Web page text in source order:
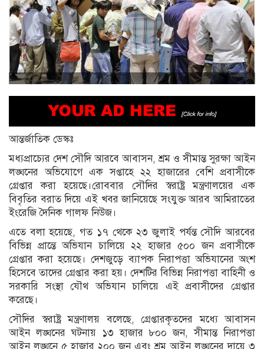
আন্তর্জাতিক ডেস্কঃ
মধ্যপ্রাচ্যের দেশ সৌদি আরবে আবাসন, শ্রম ও সীমান্ত সুরক্ষা আইন
লঙ্ঘনের অভিযোগে এক সপ্তাহে ২২ হাজারের বেশি প্রবাসীকে
গ্রেপ্তার করা হয়েছে।রোববার সৌদির স্বরাষ্ট্র মন্ত্রণালয়ের এক
বিবৃতির বরাত দিয়ে এই খবর জানিয়েছে সংযুক্ত আরব আমিরাতের
ইংরেজি দৈনিক গালফ নিউজ।
এতে বলা হয়েছে, গত ১৭ থেকে ২৩ জুলাই পর্যন্ত সৌদি আরবের
বিভিন্ন প্রান্তে অভিযান চালিয়ে ২২ হাজার ৫০০ জন প্রবাসীকে
গ্রেপ্তার করা হয়েছে। দেশজুড়ে ব্যাপক নিরাপত্তা অভিযানের অংশ
হিসেবে তাদের গ্রেপ্তার করা হয়। দেশটির বিভিন্ন নিরাপত্তা বাহিনী ও
সরকারি সংস্থা যৌথ অভিযান চালিয়ে এই প্রবাসীদের গ্রেপ্তার
করেছে।
সৌদির স্বরাষ্ট্র মন্ত্রণালয় বলেছে, গ্রেপ্তারকৃতদের মধ্যে আবাসন
আইন লঙ্ঘনের ঘটনায় ১৩ হাজার ৮০০ জন, সীমান্ত নিরাপত্তা
আইন লঙ্ঘনে ৫ হাজার ২০০ জন এবং শ্রম আইন লঙ্ঘনের দায়ে ৩